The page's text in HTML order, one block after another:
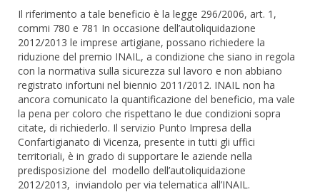
Il riferimento a tale beneficio è la legge 296/2006, art. 1,
commi 780 e 781 In occasione dell’autoliquidazione
2012/2013 le imprese artigiane, possano richiedere la
riduzione del premio INAIL, a condizione che siano in regola
con la normativa sulla sicurezza sul lavoro e non abbiano
registrato infortuni nel biennio 2011/2012. INAIL non ha
ancora comunicato la quantificazione del beneficio, ma vale
la pena per coloro che rispettano le due condizioni sopra
citate, di richiederlo. Il servizio Punto Impresa della
Confartigianato di Vicenza, presente in tutti gli uffici
territoriali, è in grado di supportare le aziende nella
predisposizione del modello dell’autoliquidazione
2012/2013, inviandolo per via telematica all’INAIL.